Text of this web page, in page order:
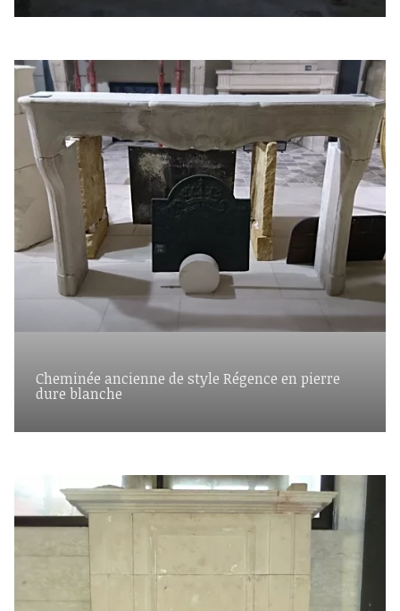
Cheminée ancienne de style Régence en pierre
dure blanche